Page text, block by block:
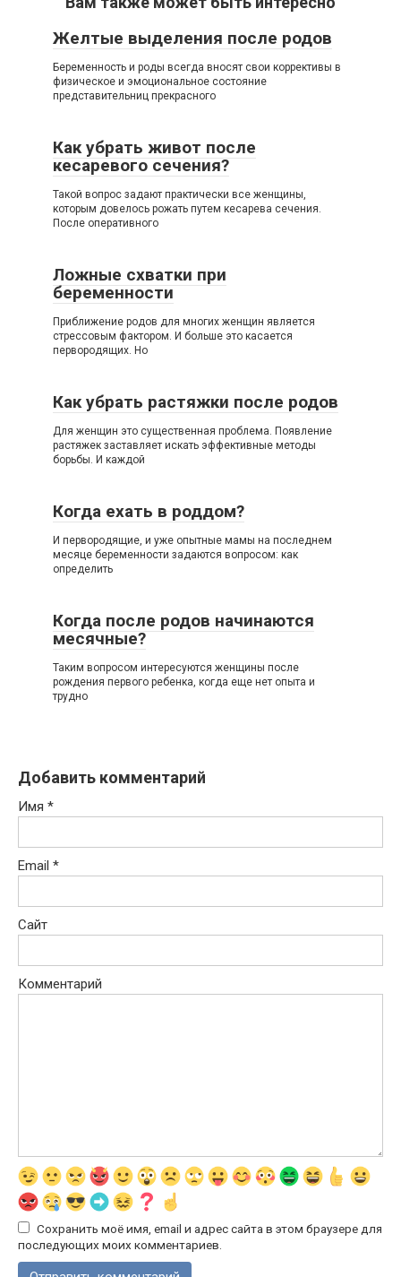
Желтые выделения после родов
Беременность и роды всегда вносят свои коррективы в
физическое и эмоциональное состояние
представительниц прекрасного
Как убрать живот после
кесаревого сечения?
Такой вопрос задают практически все женщины,
которым довелось рожать путем кесарева сечения.
После оперативного
Ложные схватки при
беременности
Приближение родов для многих женщин является
стрессовым фактором. И больше это касается
первородящих. Но
Как убрать растяжки после родов
Для женщин это существенная проблема. Появление
растяжек заставляет искать эффективные методы
борьбы. И каждой
Когда ехать в роддом?
И первородящие, и уже опытные мамы на последнем
месяце беременности задаются вопросом: как
определить
Когда после родов начинаются
месячные?
Таким вопросом интересуются женщины после
рождения первого ребенка, когда еще нет опыта и
трудно
Добавить комментарий
Имя *
Email *
Сайт
Комментарий
Сохранить моё имя, email и адрес сайта в этом браузере для
последующих моих комментариев.